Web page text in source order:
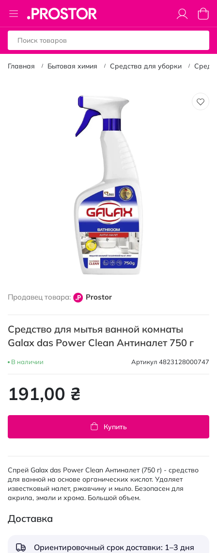
Toggle
Nav
Моя
Главная Бытовая химия Средства для уборки
началу
изображений
Продавец товара: Prostor
Средство для мытья ванной комнаты
Galax das Power Clean Антиналет 750 г
В наличии Артикул 4823128000747
191,00 ₴
Купить
Спрей Galax das Power Clean Антиналет (750 г) - средство
для ванной на основе органических кислот. Удаляет
известковый налет, ржавчину и мыло. Безопасен для
акрила, эмали и хрома. Большой объем.
Доставка
Ориентировочный срок доставки: 1–3 дня